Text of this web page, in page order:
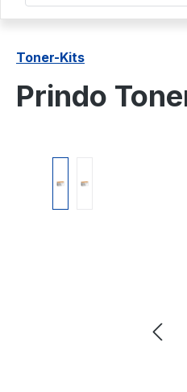
Toner-Kits
Prindo